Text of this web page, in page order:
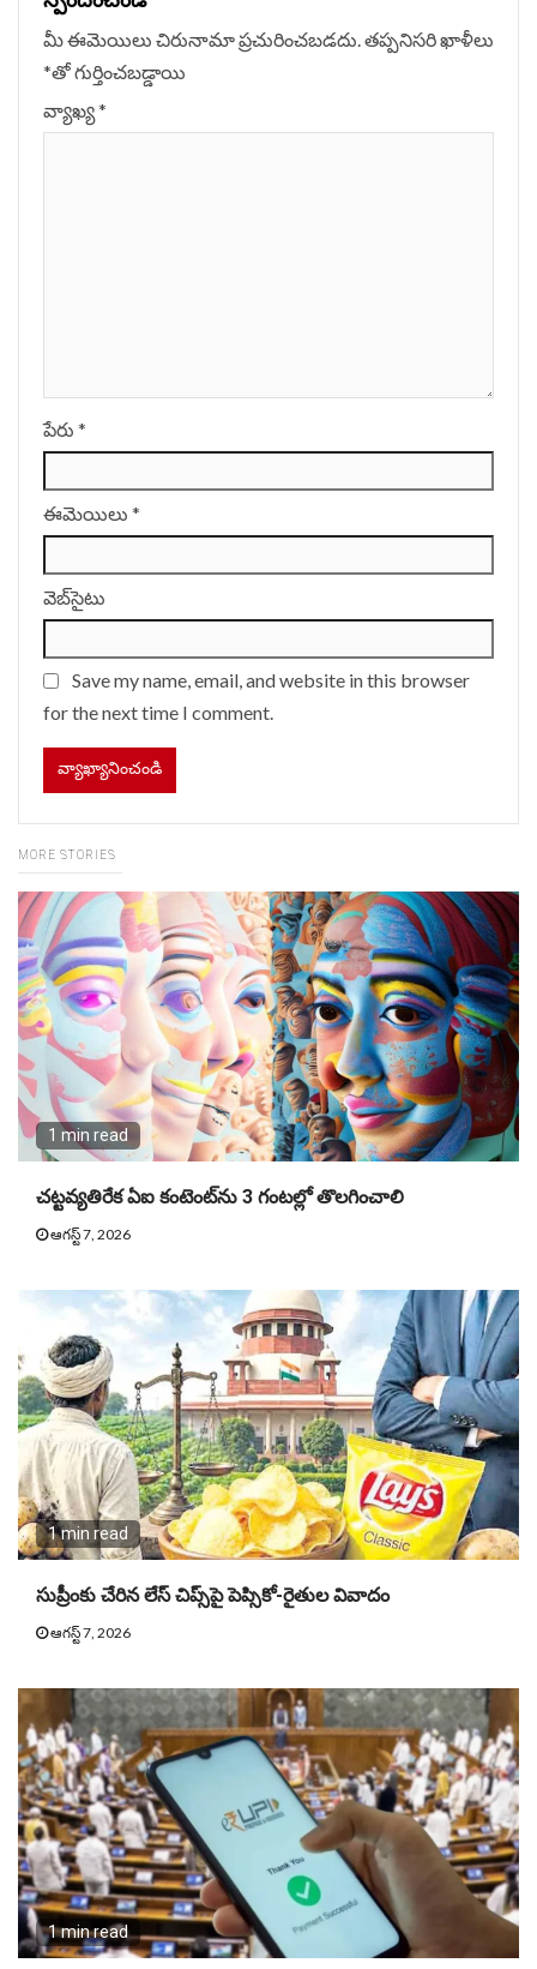
మీ ఈమెయిలు చిరునామా ప్రచురించబడదు.తప్పనిసరి ఖాళీలు
*‌తో గుర్తించబడ్డాయి
వ్యాఖ్య*
పేరు *
ఈమెయిలు *
వెబ్‌సైటు
Save my name, email, and website in this browser
for the next time I comment.
MORE STORIES
1 min read
చట్టవ్యతిరేక ఏఐ కంటెంట్‌ను 3 గంటల్లో తొలగించాలి
ఆగస్ట్ 7, 2026
1 min read
సుప్రీంకు చేరిన లేస్‌ చిప్స్‌పై పెప్సికో-రైతుల వివాదం
ఆగస్ట్ 7, 2026
1 min read